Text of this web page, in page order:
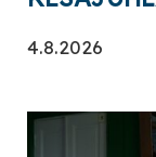
4.8.2026